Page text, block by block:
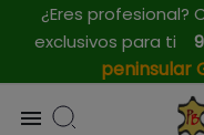
¿Eres
exclusivos para ti
peninsular
